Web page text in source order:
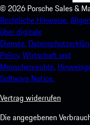
© 2026 Porsche Sales &
Rechtliche Hinweise.
über digitale
Dienste.
Policy.Wirtschaft und
Menschenrechte.
Software Notice.
Vertrag widerrufen
Die angegebenen